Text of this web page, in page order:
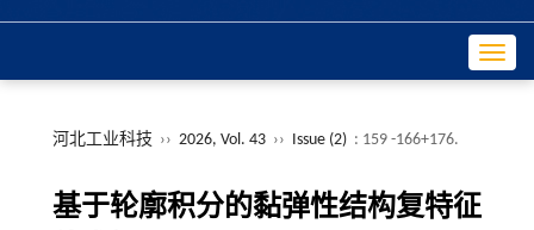
河北工业科技 ›› 2026, Vol. 43 ›› Issue (2) : 159 -166+176.
基于轮廓积分的黏弹性结构复特征